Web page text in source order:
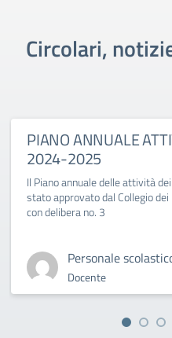
Circolari,
PIANO ANNUALE
2024-2025
Il Piano annuale delle attività
stato approvato dal Collegio
con delibera no. 3
Personale
Docente